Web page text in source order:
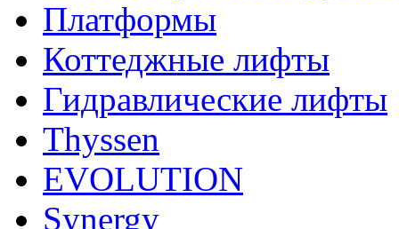
Платформы
Коттеджные лифты
Гидравлические лифты
Thyssen
EVOLUTION
Synergy